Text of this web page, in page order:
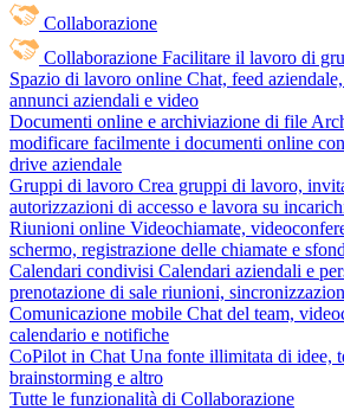
Collaborazione
Collaborazione Facilitare il lavoro di
Spazio di lavoro online Chat, feed
annunci aziendali e video
Documenti online e archiviazione di file
modificare facilmente i documenti online
drive aziendale
Gruppi di lavoro Crea gruppi di lavoro,
autorizzazioni di accesso e lavora su
Riunioni online Videochiamate,
schermo, registrazione delle chiamate e
Calendari condivisi Calendari aziendali e
prenotazione di sale riunioni,
Comunicazione mobile Chat del team,
calendario e notifiche
CoPilot in Chat Una fonte illimitata di idee,
brainstorming e altro
Tutte le funzionalità di Collaborazione